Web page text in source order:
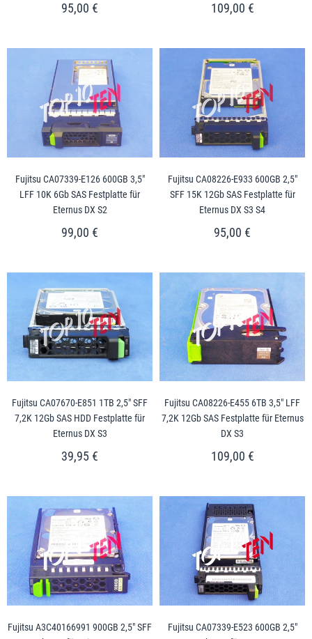
95,00 € 109,00 €
Fujitsu CA07339-E126 600GB 3,5"
LFF 10K 6Gb SAS Festplatte für
Eternus DX S2
99,00 €
Fujitsu CA08226-E933 600GB 2,5"
SFF 15K 12Gb SAS Festplatte für
Eternus DX S3 S4
95,00 €
Fujitsu CA07670-E851 1TB 2,5" SFF
7,2K 12Gb SAS HDD Festplatte für
Eternus DX S3
39,95 €
Fujitsu CA08226-E455 6TB 3,5" LFF
7,2K 12Gb SAS Festplatte für Eternus
DX S3
109,00 €
Fujitsu A3C40166991 900GB 2,5" SFF
Fujitsu CA07339-E523 600GB 2,5"